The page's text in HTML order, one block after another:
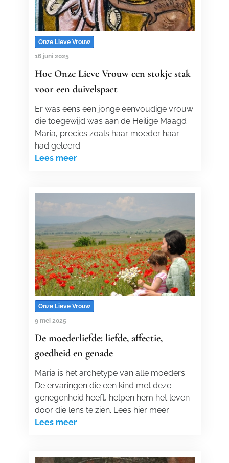
Onze Lieve Vrouw
16 juni 2025
Hoe Onze Lieve Vrouw een stokje stak
voor een duivelspact
Er was eens een jonge eenvoudige vrouw
die toegewijd was aan de Heilige Maagd
Maria, precies zoals haar moeder haar
had geleerd.
Lees meer
Onze Lieve Vrouw
9 mei 2025
De moederliefde: liefde, affectie,
goedheid en genade
Maria is het archetype van alle moeders.
De ervaringen die een kind met deze
genegenheid heeft, helpen hem het leven
door die lens te zien. Lees hier meer:
Lees meer